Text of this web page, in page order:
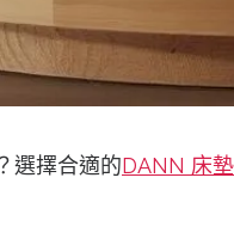
選擇合適的DANN 床